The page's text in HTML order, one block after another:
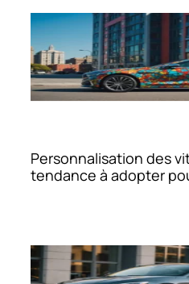
Personnalisation des
tendance à adopter